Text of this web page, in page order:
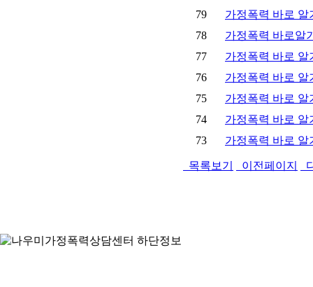
79
가정폭력 바로 알
78
가정폭력 바로알
77
가정폭력 바로
76
가정폭력 바로 알
75
가정폭력 바로 알
74
가정폭력 바로 알
73
가정폭력 바로
목록보기 이전페이지